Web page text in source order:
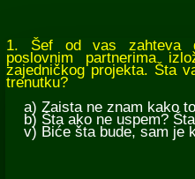
1. Šef od vas zahteva
poslovnim partnerima
zajedničkog projekta. Šta
trenutku?
a) Zaista ne znam kako
b) Šta ako ne uspem?
v) Biće šta bude, sam je